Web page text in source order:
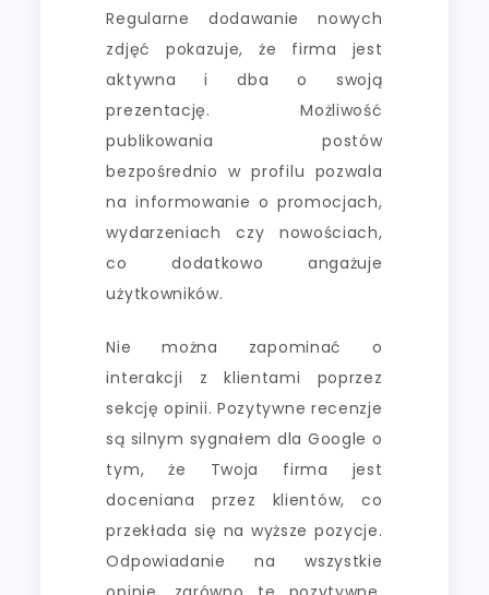
Regularne dodawanie nowych
zdjęć pokazuje, że firma jest
aktywna i dba o swoją
prezentację. Możliwość
publikowania postów
bezpośrednio w profilu pozwala
na informowanie o promocjach,
wydarzeniach czy nowościach,
co dodatkowo angażuje
użytkowników.
Nie można zapominać o
interakcji z klientami poprzez
sekcję opinii. Pozytywne recenzje
są silnym sygnałem dla Google o
tym, że Twoja firma jest
doceniana przez klientów, co
przekłada się na wyższe pozycje.
Odpowiadanie na wszystkie